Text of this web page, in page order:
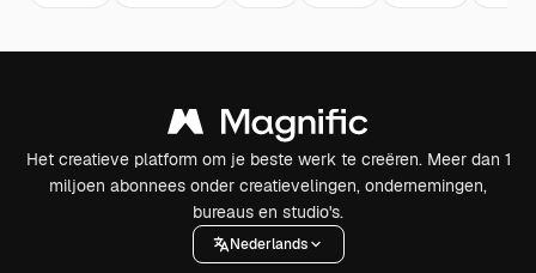
Het creatieve platform om je beste werk te creëren. Meer dan 1
miljoen abonnees onder creatievelingen, ondernemingen,
bureaus en studio's.
Nederlands